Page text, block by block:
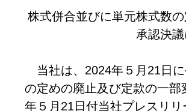
株式併合並びに単元株式数
承認決
当社は、2024年５月21日
の定めの廃止及び定款の一
年５月21日付当社プレスリ